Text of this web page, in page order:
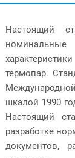
Настоящий
термопар.
шкалой 1990
Настоящий
разработке
документов,